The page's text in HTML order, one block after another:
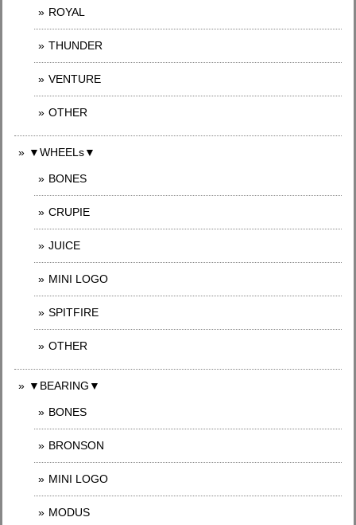
ROYAL
THUNDER
VENTURE
OTHER
▼WHEELs▼
BONES
CRUPIE
JUICE
MINI LOGO
SPITFIRE
OTHER
▼BEARING▼
BONES
BRONSON
MINI LOGO
MODUS